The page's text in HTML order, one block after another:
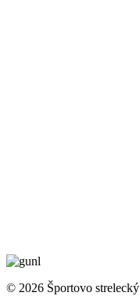
© 2026 Športovo